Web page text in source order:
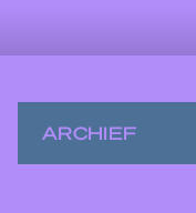
ARCHIEF